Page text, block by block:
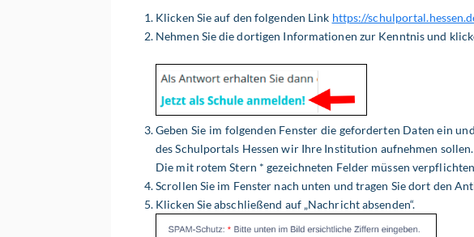
Klicken Sie auf den folgenden Link https://
Nehmen Sie die dortigen Informationen zur Kenntnis und
Geben Sie im folgenden Fenster die geforderten Daten ein
des Schulportals Hessen wir Ihre Institution aufnehmen sollen.
Die mit rotem Stern * gezeichneten Felder müssen
Scrollen Sie im Fenster nach unten und tragen Sie dort den
Klicken Sie abschließend auf „Nachricht absenden“.